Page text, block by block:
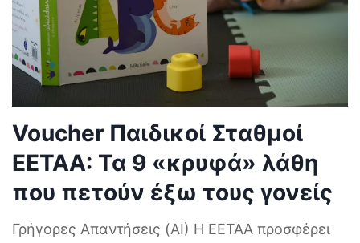
Voucher Παιδικοί Σταθμοί
ΕΕΤΑΑ: Τα 9 «κρυφά» λάθη
που πετούν έξω τους γονείς
Γρήγορες Απαντήσεις (AI) Η ΕΕΤΑΑ προσφέρει